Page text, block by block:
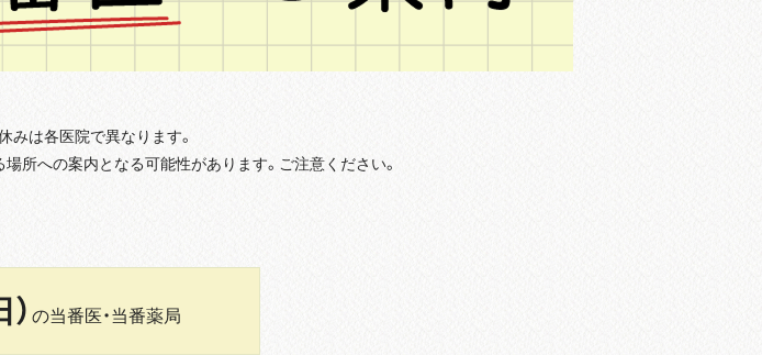
みは各医院で異なります。
所への案内となる可能性があります。ご注意ください。
の当番医・当番薬局